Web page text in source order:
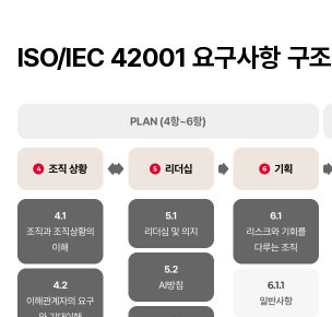
ISO/IEC 42001 요구사항 구조